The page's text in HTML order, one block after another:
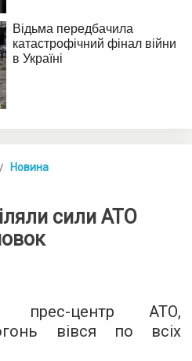
Новина
сили АТО
прес-центр АТО,
вівся по всіх